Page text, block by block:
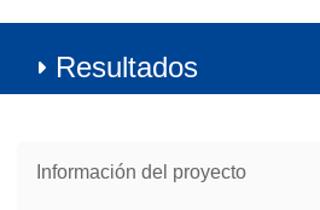
Resultados
Información del proyecto